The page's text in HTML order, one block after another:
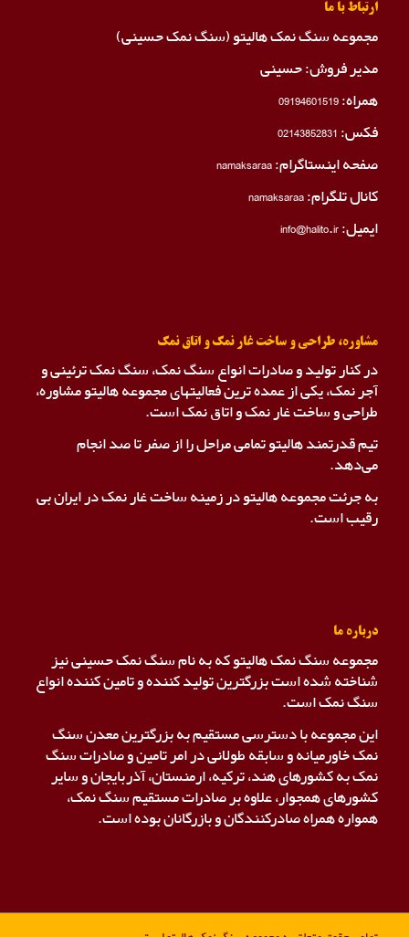
ارتباط با ما
مجموعه سنگ نمک هالیتو (سنگ نمک حسینی)
مدیر فروش: حسینی
همراه:09194601519
فکس:02143852831
صفحه اینستاگرام:namaksaraa
کانال تلگرام:namaksaraa
ایمیل: info@halito.ir
مشاوره، طراحی و ساخت غار نمک و اتاق نمک
در کنار تولید و صادرات انواع سنگ نمک، سنگ نمک ترئینی و
آجر نمک، یکی از عمده ترین فعالیتهای مجموعه هالیتو مشاوره،
طراحی و ساخت غار نمک و اتاق نمک است.
تیم قدرتمند هالیتو تمامی مراحل را از صفر تا صد انجام
می‌دهد.
به جرئت مجموعه هالیتو در زمینه ساخت غار نمک در ایران بی
رقیب است.
درباره ما
مجموعه سنگ نمک هالیتو که به نام سنگ نمک حسینی نیز
شناخته شده است بزرگترین تولید کننده و تامین کننده انواع
سنگ نمک است.
این مجموعه با دسترسی مستقیم به بزرگترین معدن سنگ
نمک خاورمیانه و سابقه طولانی در امر تامین و صادرات سنگ
نمک به کشورهای هند، ترکیه، ارمنستان، آذربایجان و سایر
کشورهای همجوار، علاوه بر صادرات مستقیم سنگ نمک،
همواره همراه صادرکنندگان و بازرگانان بوده است.